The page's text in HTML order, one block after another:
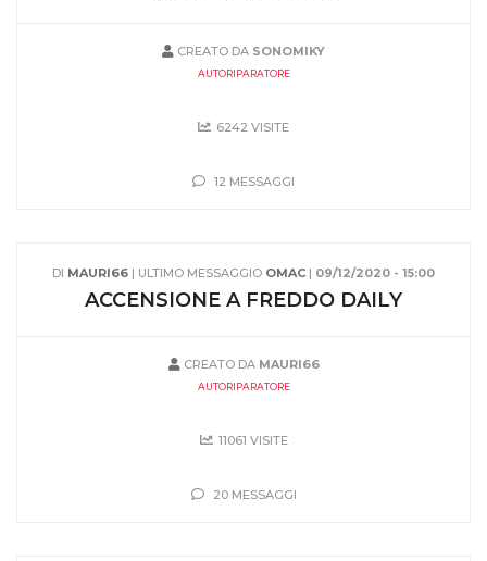
CREATO DA SONOMIKY
AUTORIPARATORE
6242 VISITE
12 MESSAGGI
DI MAURI66 | ULTIMO MESSAGGIO OMAC | 09/12/2020 - 15:00
ACCENSIONE A FREDDO DAILY
CREATO DA MAURI66
AUTORIPARATORE
11061 VISITE
20 MESSAGGI